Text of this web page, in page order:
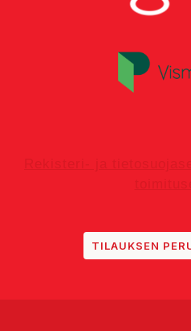
TILAUKSEN